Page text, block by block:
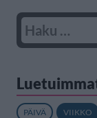
PÄIVÄ VIIKKO